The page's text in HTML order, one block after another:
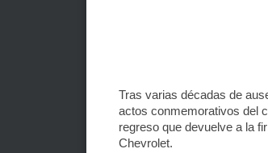
Tras varias décadas de
actos conmemorativos del
regreso que devuelve a la
Chevrolet.